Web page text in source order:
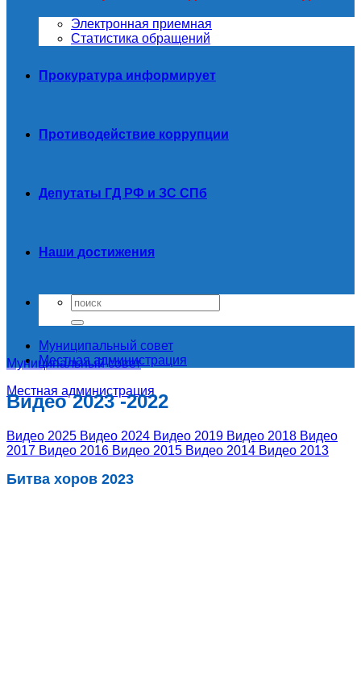
Электронная приемная
Статистика обращений
Прокуратура информирует
Противодействие коррупции
Депутаты ГД РФ и ЗС СПб
Наши достижения
Муниципальный совет
Местная администрация
Муниципальный совет
Местная администрация
Видео 2023 -2022
Видео 2025 Видео 2024 Видео 2019 Видео 2018 Видео
2017 Видео 2016 Видео 2015 Видео 2014 Видео 2013
Битва хоров 2023